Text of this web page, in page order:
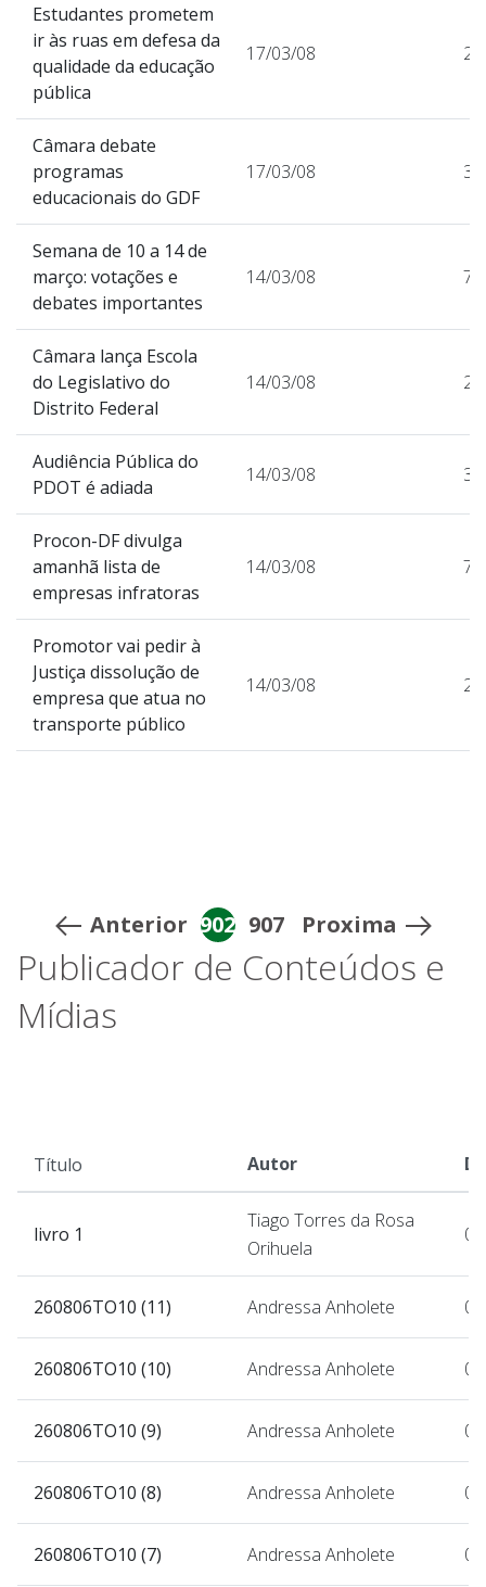
Estudantes prometem
ir às ruas em defesa da
qualidade da educação
pública
17/03/08
Câmara debate
programas
educacionais do GDF
17/03/08
Semana de 10 a 14 de
março: votações e
debates importantes
14/03/08 74
Câmara lança Escola
do Legislativo do
Distrito Federal
14/03/08
Audiência Pública do
PDOT é adiada
14/03/08
Procon-DF divulga
amanhã lista de
empresas infratoras
14/03/08
Promotor vai pedir à
Justiça dissolução de
empresa que atua no
transporte público
14/03/08
Anterior 902 907 Proxima
Publicador de Conteúdos e
Mídias
Título Autor
livro 1
Tiago Torres da Rosa
Orihuela
260806TO10 (11) Andressa Anholete
260806TO10 (10) Andressa Anholete
260806TO10 (9) Andressa Anholete
260806TO10 (8) Andressa Anholete
260806TO10 (7) Andressa Anholete